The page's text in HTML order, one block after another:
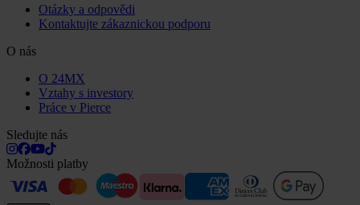
Otázky a odpovědi
Kontaktujte zákaznickou podporu
O nás
O 24MX
Vztahy s investory
Práce v Pierce
Sledujte nás
Možnosti platby